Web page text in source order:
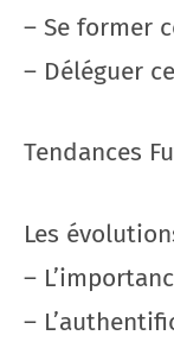
– Se former
– Déléguer
Tendances
Les
–
–